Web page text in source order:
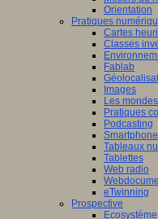
Orientation
Pratiques
Cartes
Classes
Fablab
Images
Les
Pratiques
Podcasting
Tableaux
Tablettes
Web radio
eTwinning
Prospective